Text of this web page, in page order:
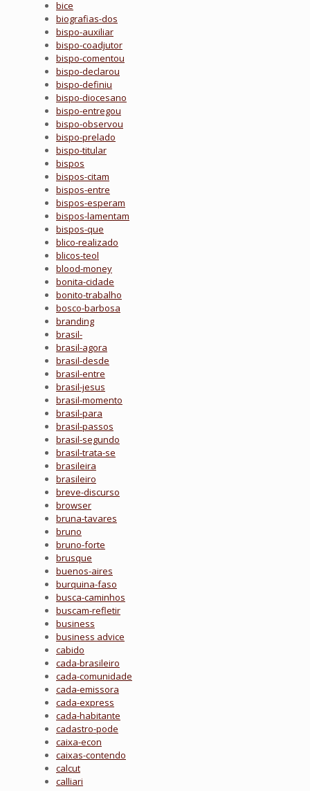
bice
biografias-dos
bispo-auxiliar
bispo-coadjutor
bispo-comentou
bispo-declarou
bispo-definiu
bispo-diocesano
bispo-entregou
bispo-observou
bispo-prelado
bispo-titular
bispos
bispos-citam
bispos-entre
bispos-esperam
bispos-lamentam
bispos-que
blico-realizado
blicos-teol
blood-money
bonita-cidade
bonito-trabalho
bosco-barbosa
branding
brasil-
brasil-agora
brasil-desde
brasil-entre
brasil-jesus
brasil-momento
brasil-para
brasil-passos
brasil-segundo
brasil-trata-se
brasileira
brasileiro
breve-discurso
browser
bruna-tavares
bruno
bruno-forte
brusque
buenos-aires
burquina-faso
busca-caminhos
buscam-refletir
business
business advice
cabido
cada-brasileiro
cada-comunidade
cada-emissora
cada-express
cada-habitante
cadastro-pode
caixa-econ
caixas-contendo
calcut
calliari